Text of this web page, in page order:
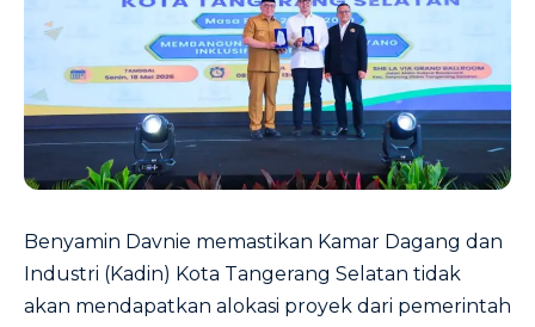
Benyamin Davnie memastikan Kamar Dagang dan
Industri (Kadin) Kota Tangerang Selatan tidak
akan mendapatkan alokasi proyek dari pemerintah